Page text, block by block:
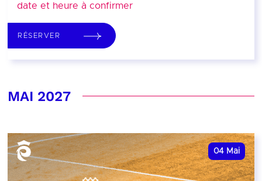
date et heure à confirmer
RÉSERVER
MAI 2027
04 Mai